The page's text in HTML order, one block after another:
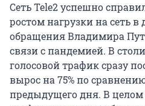
Сеть Tele2 успешно
ростом нагрузки на сеть в
обращения Владимира
связи с пандемией. В
голосовой трафик сразу
вырос на 75% по
предыдущего дня. В целом